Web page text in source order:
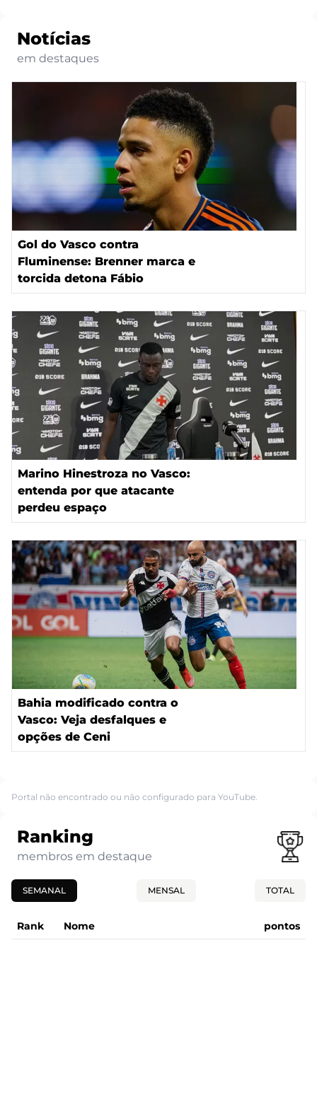
Notícias
em destaques
Gol do Vasco contra
Fluminense: Brenner marca e
torcida detona Fábio
Marino Hinestroza no Vasco:
entenda por que atacante
perdeu espaço
Bahia modificado contra o
Vasco: Veja desfalques e
opções de Ceni
Portal não encontrado ou não configurado para YouTube.
Ranking
membros em destaque
SEMANAL MENSAL TOTAL
Rank Nome pontos